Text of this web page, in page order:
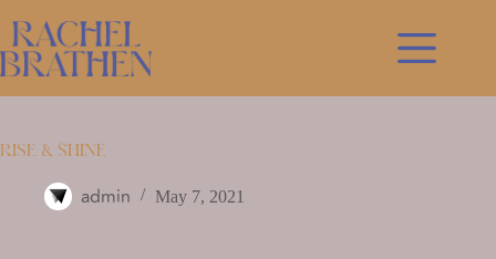
to
content
Rise & Shine
admin May 7, 2021